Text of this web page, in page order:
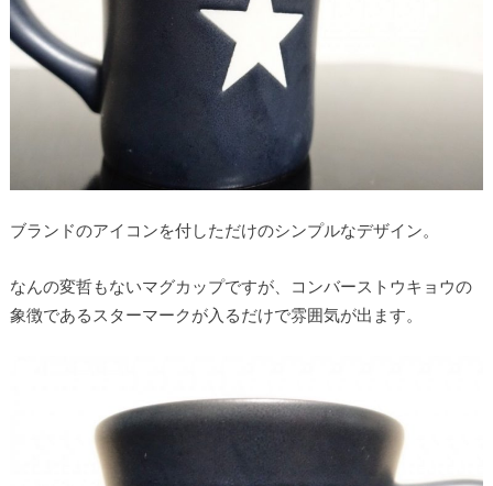
ブランドのアイコンを付しただけのシンプルなデザイン。
なんの変哲もないマグカップですが、コンバーストウキョウの
象徴であるスターマークが入るだけで雰囲気が出ます。